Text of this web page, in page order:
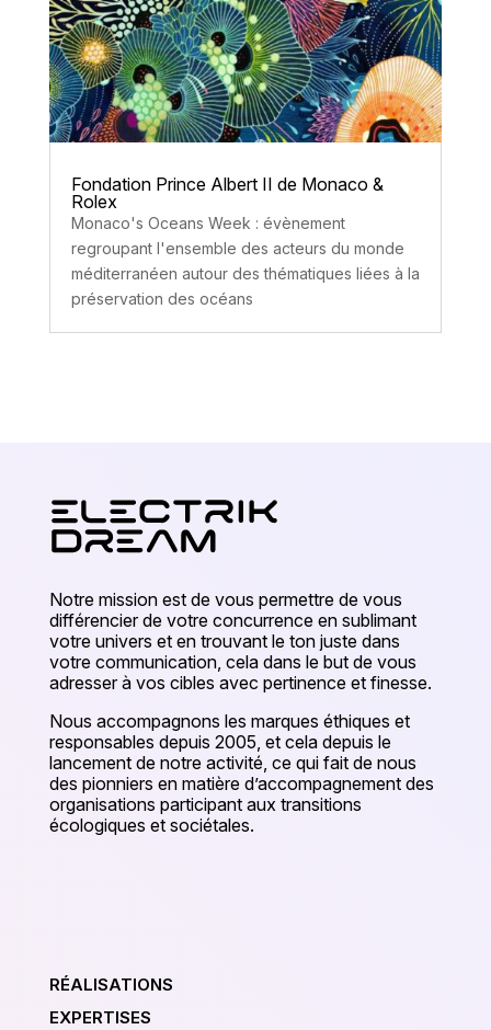
Fondation Prince Albert II de Monaco &
Rolex
Monaco's Oceans Week : évènement
regroupant l'ensemble des acteurs du monde
méditerranéen autour des thématiques liées à la
préservation des océans
Notre mission est de vous permettre de vous
différencier de votre concurrence en sublimant
votre univers et en trouvant le ton juste dans
votre communication, cela dans le but de vous
adresser à vos cibles avec pertinence et finesse.
Nous accompagnons les marques éthiques et
responsables depuis 2005, et cela depuis le
lancement de notre activité, ce qui fait de nous
des pionniers en matière d’accompagnement des
organisations participant aux transitions
écologiques et sociétales.
RÉALISATIONS
EXPERTISES